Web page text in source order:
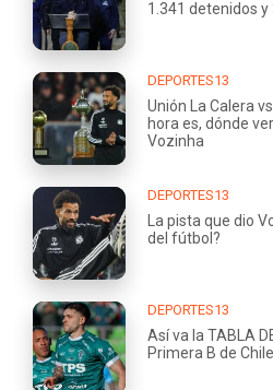
1.341 detenidos
DEPORTES13
Unión La Calera
hora es, dónde
Vozinha
DEPORTES13
La pista que dio
del fútbol?
DEPORTES13
Así va la TABLA
Primera B de